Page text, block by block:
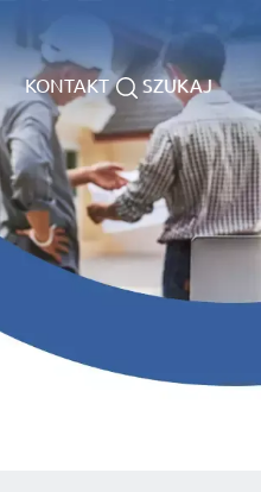
KONTAKT SZUKAJ